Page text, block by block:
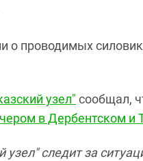
о проводимых
узел" сообщал,
в Дербентском и
узел" следит за